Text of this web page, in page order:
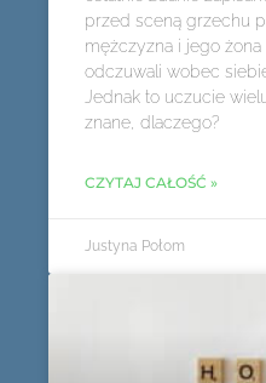
przed sceną grzechu
mężczyzna i jego
odczuwali wobec
Jednak to uczucie
znane, dlaczego?
CZYTAJ CAŁOŚĆ »
Justyna Połom